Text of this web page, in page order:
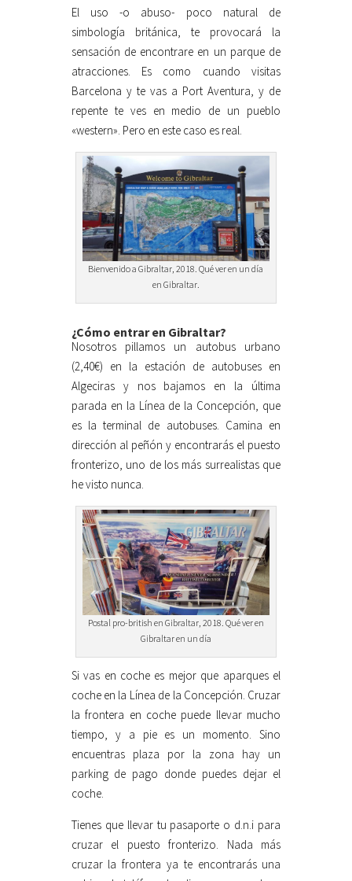
El uso -o abuso- poco natural de
simbología británica, te provocará la
sensación de encontrare en un parque de
atracciones. Es como cuando visitas
Barcelona y te vas a Port Aventura, y de
repente te ves en medio de un pueblo
«western». Pero en este caso es real.
Bienvenido a Gibraltar, 2018. Qué ver en un día
en Gibraltar.
¿Cómo entrar en Gibraltar?
Nosotros pillamos un autobus urbano
(2,40€) en la estación de autobuses en
Algeciras y nos bajamos en la última
parada en la Línea de la Concepción, que
es la terminal de autobuses. Camina en
dirección al peñón y encontrarás el puesto
fronterizo, uno de los más surrealistas que
he visto nunca.
Postal pro-british en Gibraltar, 2018. Qué ver en
Gibraltar en un día
Si vas en coche es mejor que aparques el
coche en la Línea de la Concepción. Cruzar
la frontera en coche puede llevar mucho
tiempo, y a pie es un momento. Sino
encuentras plaza por la zona hay un
parking de pago donde puedes dejar el
coche.
Tienes que llevar tu pasaporte o d.n.i para
cruzar el puesto fronterizo. Nada más
cruzar la frontera ya te encontrarás una